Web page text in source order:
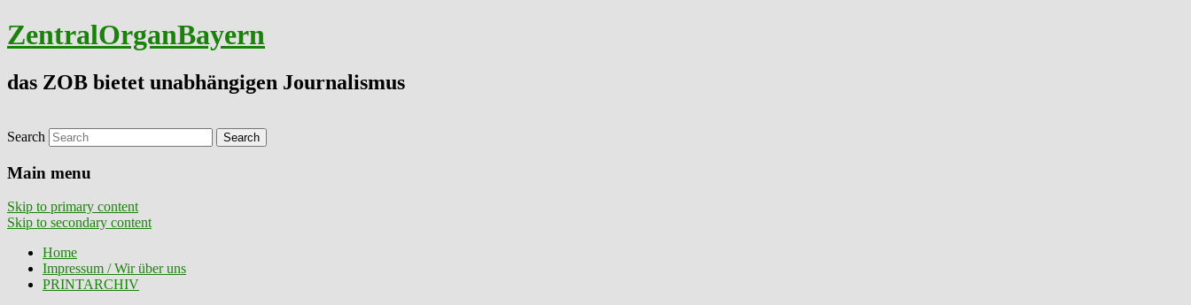
ZentralOrganBayern
das ZOB bietet unabhängigen Journalismus
Search
Main menu
Skip to primary content
Skip to secondary content
Home
Impressum / Wir über uns
PRINTARCHIV